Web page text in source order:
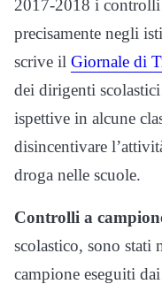
2017-2018 i controlli
precisamente negli
scrive il Giornale di
dei dirigenti
ispettive in alcune
disincentivare
droga nelle scuole.
Controlli a
scolastico, sono
campione eseguiti